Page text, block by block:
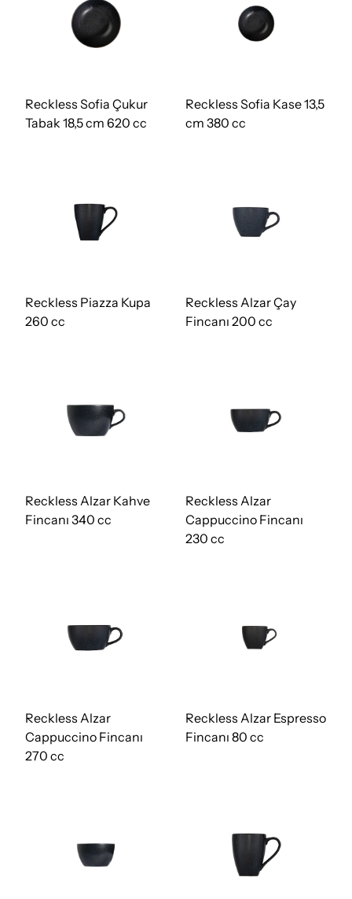
Reckless Sofia Çukur
Tabak 18,5 cm 620 cc
Reckless Sofia Kase 13,5
cm 380 cc
Reckless Piazza Kupa
260 cc
Reckless Alzar Çay
Fincanı 200 cc
Reckless Alzar Kahve
Fincanı 340 cc
Reckless Alzar
Cappuccino Fincanı
230 cc
Reckless Alzar
Cappuccino Fincanı
270 cc
Reckless Alzar Espresso
Fincanı 80 cc